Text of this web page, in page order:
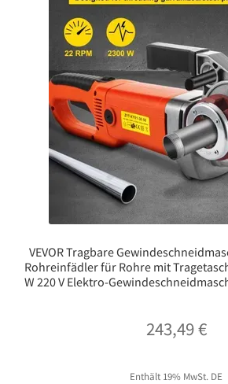
VEVOR Tragbare
Rohreinfädler für Rohre mit
W 220 V Elektro-
243,49€
Enthält 19% MwSt. DE